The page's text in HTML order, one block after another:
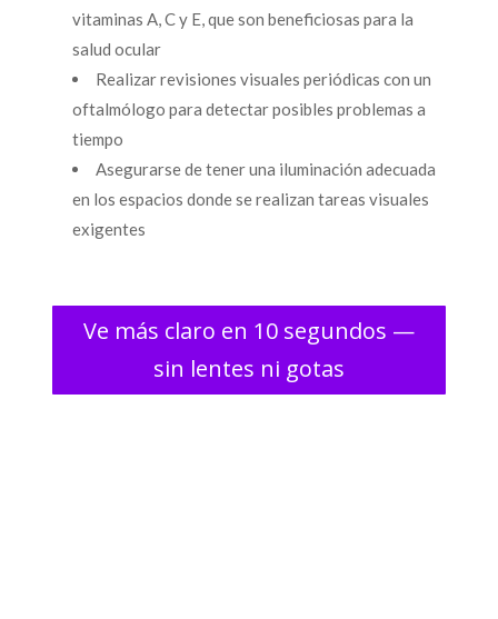
vitaminas A, C y E, que son beneficiosas para la
salud ocular
Realizar revisiones visuales periódicas con un
oftalmólogo para detectar posibles problemas a
tiempo
Asegurarse de tener una iluminación adecuada
en los espacios donde se realizan tareas visuales
exigentes
Ve más claro en 10 segundos —
sin lentes ni gotas